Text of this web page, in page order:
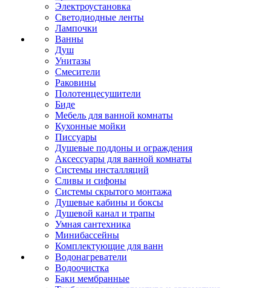
Электроустановка
Светодиодные ленты
Лампочки
Ванны
Душ
Унитазы
Смесители
Раковины
Полотенцесушители
Биде
Мебель для ванной комнаты
Кухонные мойки
Писсуары
Душевые поддоны и ограждения
Аксессуары для ванной комнаты
Системы инсталляций
Сливы и сифоны
Системы скрытого монтажа
Душевые кабины и боксы
Душевой канал и трапы
Умная сантехника
Минибассейны
Комплектующие для ванн
Водонагреватели
Водоочистка
Баки мембранные